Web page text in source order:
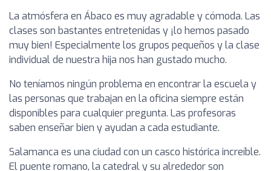
La atmósfera en Ábaco es muy agradable y cómoda. Las
clases son bastantes entretenidas y ¡lo hemos pasado
muy bien! Especialmente los grupos pequeños y la clase
individual de nuestra hija nos han gustado mucho.
No teníamos ningún problema en encontrar la escuela y
las personas que trabajan en la oficina siempre están
disponibles para cualquier pregunta. Las profesoras
saben enseñar bien y ayudan a cada estudiante.
Salamanca es una ciudad con un casco histórica increíble.
El puente romano, la catedral y su alrededor son